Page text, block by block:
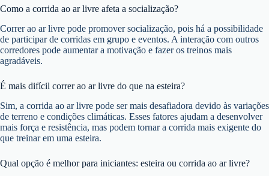
Como a corrida ao ar livre afeta a socialização?
Correr ao ar livre pode promover socialização, pois há a possibilidade
de participar de corridas em grupo e eventos. A interação com outros
corredores pode aumentar a motivação e fazer os treinos mais
agradáveis.
É mais difícil correr ao ar livre do que na esteira?
Sim, a corrida ao ar livre pode ser mais desafiadora devido às variações
de terreno e condições climáticas. Esses fatores ajudam a desenvolver
mais força e resistência, mas podem tornar a corrida mais exigente do
que treinar em uma esteira.
Qual opção é melhor para iniciantes: esteira ou corrida ao ar livre?